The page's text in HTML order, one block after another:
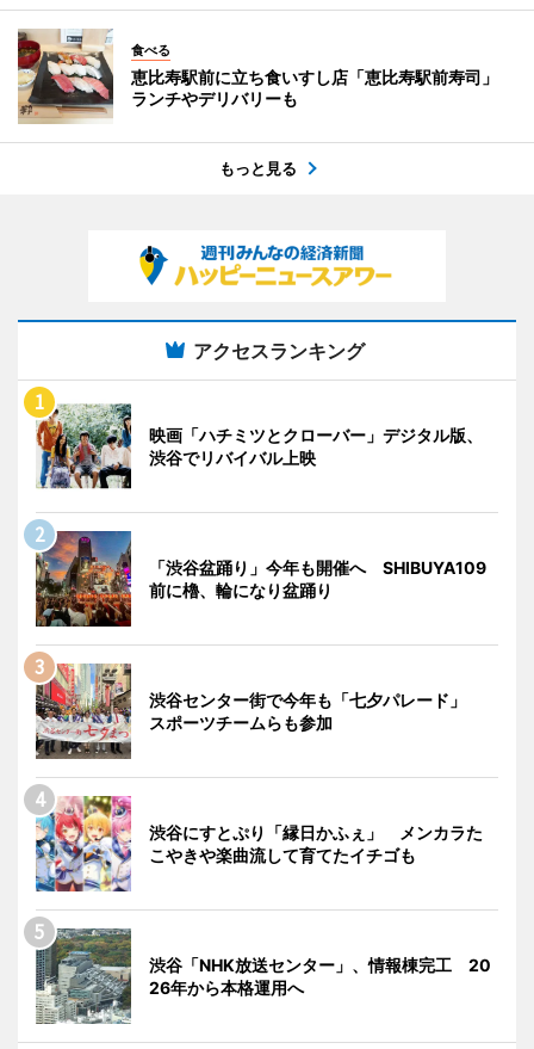
食べる
恵比寿駅前に立ち食いすし店「恵比寿駅前寿司」
ランチやデリバリーも
もっと見る
アクセスランキング
映画「ハチミツとクローバー」デジタル版、
渋谷でリバイバル上映
「渋谷盆踊り」今年も開催へ SHIBUYA109
前に櫓、輪になり盆踊り
渋谷センター街で今年も「七夕パレード」
スポーツチームらも参加
渋谷にすとぷり「縁日かふぇ」 メンカラた
こやきや楽曲流して育てたイチゴも
渋谷「NHK放送センター」、情報棟完工 20
26年から本格運用へ